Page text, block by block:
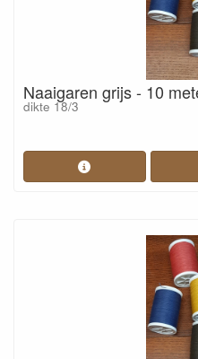
Naaigaren grijs - 10
dikte 18/3